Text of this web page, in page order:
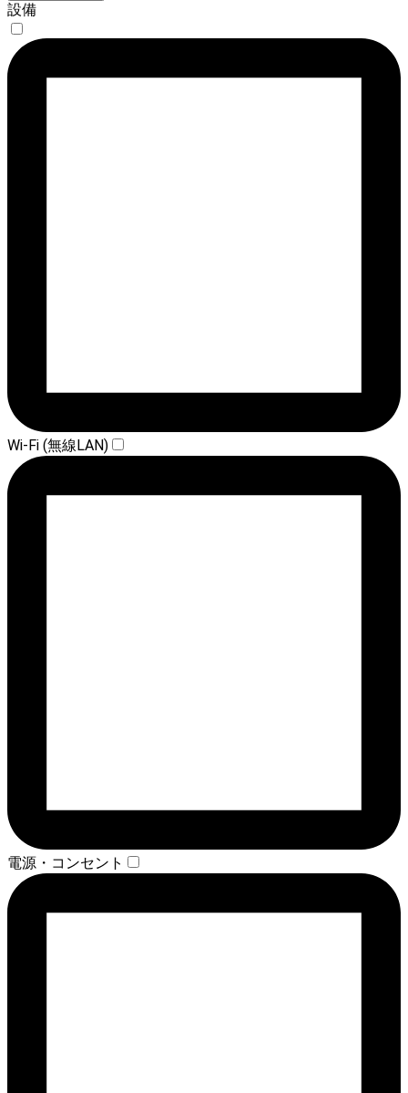
設備
Wi-Fi (無線LAN)
電源・コンセント